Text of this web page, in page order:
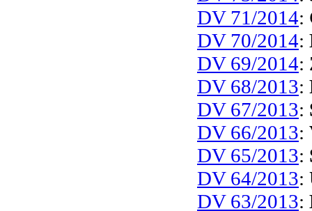
DV 71/2014:
DV 70/2014:
DV 69/2014:
DV 68/2013:
DV 67/2013:
DV 66/2013:
DV 65/2013:
DV 64/2013:
DV 63/2013: